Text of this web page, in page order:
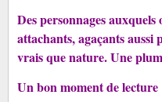
Des personnages
attachants, agaçants
vrais que nature. Une
Un bon moment de lecture